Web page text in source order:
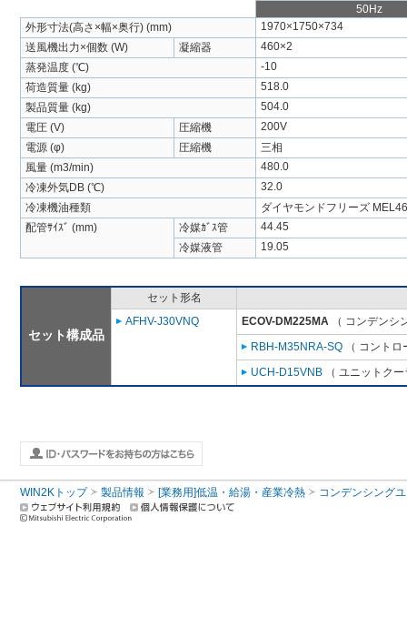
50Hz
外形寸法(高さ×幅×奥行) (mm)
1970×1750×734
送風機出力×個数 (W)
凝縮器
460×2
蒸発温度 (℃)
-10
荷造質量 (kg)
518.0
製品質量 (kg)
504.0
電圧 (V)
圧縮機
200V
電源 (φ)
圧縮機
三相
風量 (m3/min)
480.0
冷凍外気DB (℃)
32.0
冷凍機油種類
ダイヤモンドフリーズ
配管ｻｲｽﾞ (mm)
冷媒ｶﾞｽ管
44.45
冷媒液管
19.05
セット構成品
セット形名
AFHV-J30VNQ
ECOV-DM225MA （ コンデンシ
RBH-M35NRA-SQ （ コント
UCH-D15VNB （ ユニットク
WIN2Kトップ 製品情報 [業務用]低温・給湯・産業冷熱 コンデンシング